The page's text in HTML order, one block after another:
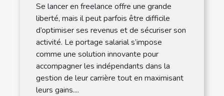
Se lancer en freelance offre une grande
liberté, mais il peut parfois être difficile
d’optimiser ses revenus et de sécuriser son
activité. Le portage salarial s’impose
comme une solution innovante pour
accompagner les indépendants dans la
gestion de leur carrière tout en maximisant
leurs gains....